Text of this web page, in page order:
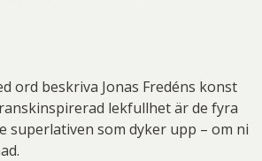
ord beskriva Jonas Fredéns konst
lekfullhet är de fyra
superlativen som dyker upp – om ni